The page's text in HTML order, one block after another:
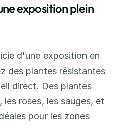
exposition plein
d'une exposition en
des plantes résistantes
direct. Des plantes
les roses, les sauges, et
pour les zones